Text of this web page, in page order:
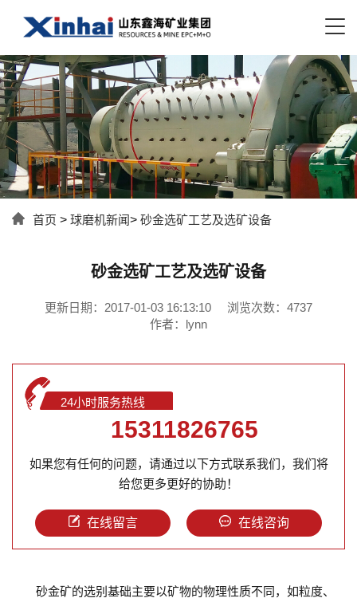
首页 > 球磨机新闻> 砂金选矿工艺及选矿设备
砂金选矿工艺及选矿设备
更新日期：2017-01-03 16:13:10
浏览次数：4737
作者：lynn
24小时服务热线
15311826765
如果您有任何的问题，请通过以下方式联系我们，我们将
给您更多更好的协助！
在线留言 在线咨询
砂金矿的选别基础主要以矿物的物理性质不同，如粒度、